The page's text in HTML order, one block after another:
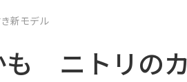
新モデル
も ニトリの